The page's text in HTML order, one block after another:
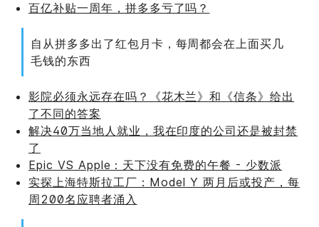
百亿补贴一周年，拼多多亏了吗？
自从拼多多出了红包月卡，每周都会在上面买几
毛钱的东西
影院必须永远存在吗？《花木兰》和《信条》给出
了不同的答案
解决40万当地人就业，我在印度的公司还是被封禁
了
Epic VS Apple：天下没有免费的午餐 - 少数派
实探上海特斯拉工厂：Model Y 两月后或投产，每
周200名应聘者涌入